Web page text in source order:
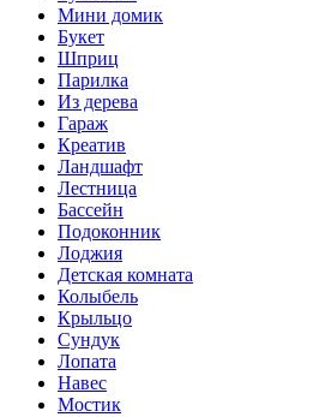
Мини домик
Букет
Шприц
Парилка
Из дерева
Гараж
Креатив
Ландшафт
Лестница
Бассейн
Подоконник
Лоджия
Детская комната
Колыбель
Крыльцо
Сундук
Лопата
Навес
Мостик